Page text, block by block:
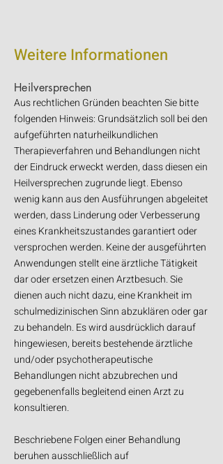
Weitere Informationen
Heilversprechen
Aus rechtlichen Gründen beachten Sie bitte
folgenden Hinweis: Grundsätzlich soll bei den
aufgeführten naturheilkundlichen
Therapieverfahren und Behandlungen nicht
der Eindruck erweckt werden, dass diesen ein
Heilversprechen zugrunde liegt. Ebenso
wenig kann aus den Ausführungen abgeleitet
werden, dass Linderung oder Verbesserung
eines Krankheitszustandes garantiert oder
versprochen werden. Keine der ausgeführten
Anwendungen stellt eine ärztliche Tätigkeit
dar oder ersetzen einen Arztbesuch. Sie
dienen auch nicht dazu, eine Krankheit im
schulmedizinischen Sinn abzuklären oder gar
zu behandeln. Es wird ausdrücklich darauf
hingewiesen, bereits bestehende ärztliche
und/oder psychotherapeutische
Behandlungen nicht abzubrechen und
gegebenenfalls begleitend einen Arzt zu
konsultieren.
Beschriebene Folgen einer Behandlung
beruhen ausschließlich auf